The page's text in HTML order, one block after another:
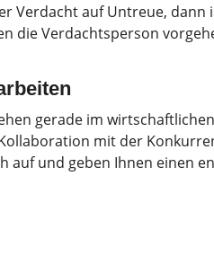
Verdacht auf Untreue,
die Verdachtsperson
gerade im
mit der
auf und geben Ihnen einen